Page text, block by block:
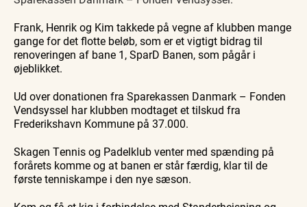
Frank, Henrik og Kim takkede på vegne af klubben mange
gange for det flotte beløb, som er et vigtigt bidrag til
renoveringen af bane 1, SparD Banen, som pågår i
øjeblikket.
Ud over donationen fra Sparekassen Danmark – Fonden
Vendsyssel har klubben modtaget et tilskud fra
Frederikshavn Kommune på 37.000.
Skagen Tennis og Padelklub venter med spænding på
forårets komme og at banen er står færdig, klar til de
første tenniskampe i den nye sæson.